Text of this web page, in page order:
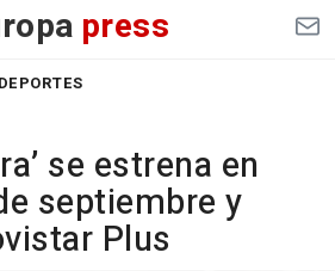
press
se estrena en
septiembre y
Plus